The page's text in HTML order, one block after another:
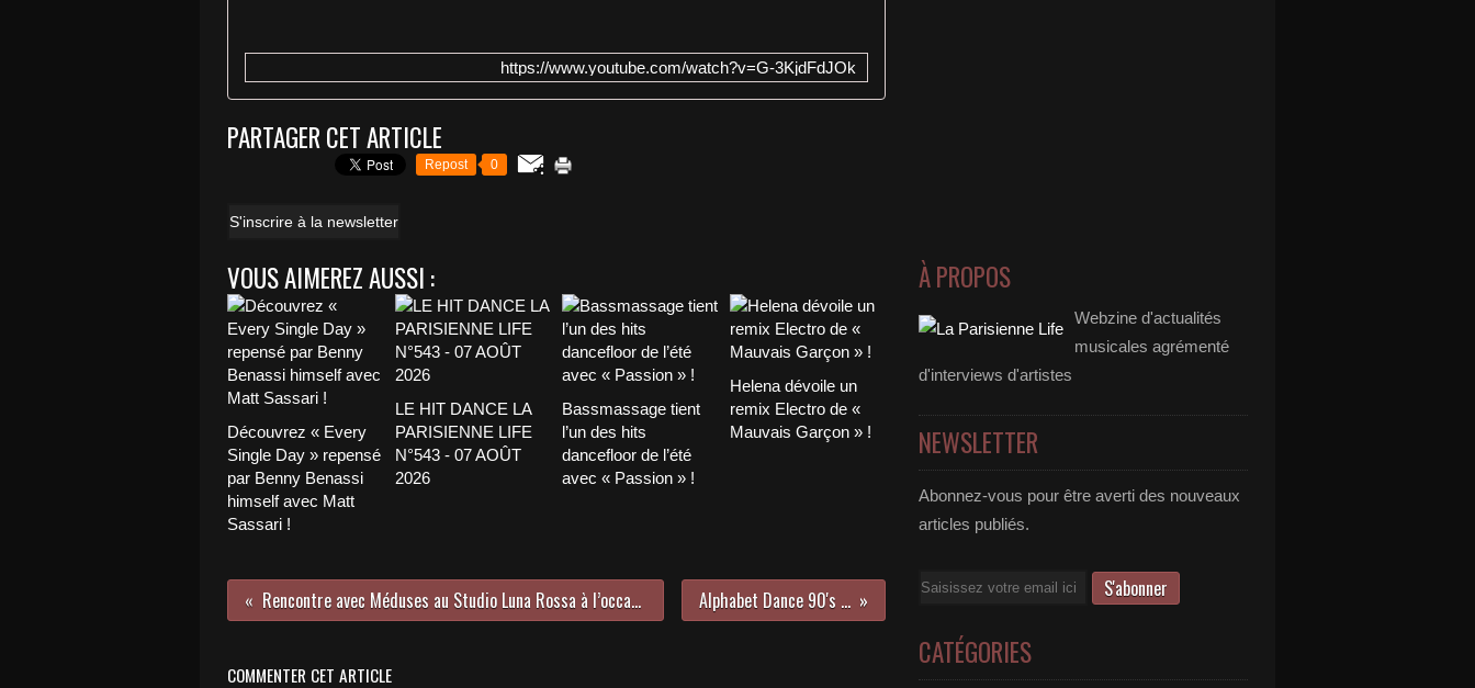
https://www.youtube.com/watch?v=G-3KjdFdJOk
PARTAGER CET ARTICLE
Repost 0
S'inscrire à la newsletter
VOUS AIMEREZ AUSSI :
Découvrez « Every
Single Day » repensé
par Benny Benassi
himself avec Matt
Sassari !
LE HIT DANCE LA
PARISIENNE LIFE
N°543 - 07 AOÛT
2026
Bassmassage tient
l’un des hits
dancefloor de l’été
avec « Passion » !
Helena dévoile un
remix Electro de «
Mauvais Garçon » !
Rencontre avec Méduses au Studio Luna Rossa à l’occasion de la sortie de leur premier titre ! Alphabet Dance 90's G et H comme... !
COMMENTER CET ARTICLE
À PROPOS
Webzine d'actualités
musicales agrémenté
d'interviews d'artistes
NEWSLETTER
Abonnez-vous pour être averti des nouveaux
articles publiés.
Email
CATÉGORIES